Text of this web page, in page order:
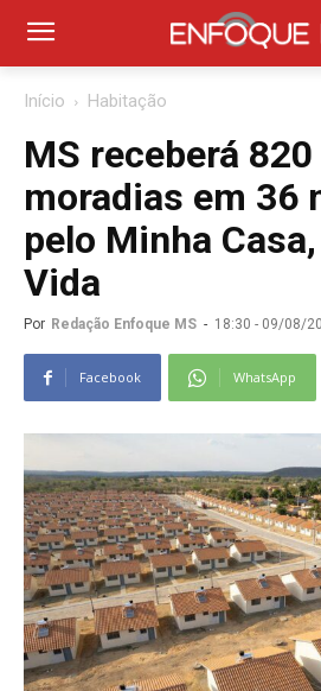
Início Habitação
MS receberá
moradias em 36
pelo Minha
Vida
Por Redação Enfoque MS - 18:30 - 09/08/
Facebook WhatsApp